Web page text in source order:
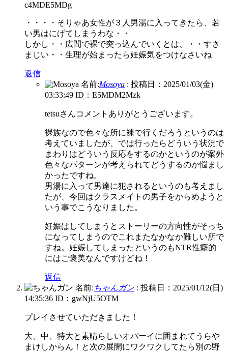
c4MDE5MDg
・・・・そりゃあ女性が３人男湯に入ってきたら、若
い男はにげてしまうわな・・
しかし・・広間で裸で突っ込んでいくとは、・・すさ
まじい・・生理が始まったら妊娠気をつけなさいね
返信
名前:Mosoya : 投稿日：2025/01/03(金)
03:33:49 ID：E5MDM2Mzk
tetsuさんコメントありがとうございます。
裸族なので色々な所に裸で行くだろうというのは
考えていましたが、では行ったらどういう状況で
まわりはどういう反応をするのかというのが案外
色々なパターンが考えられてどうするのか悩まし
かったですね。
男湯に入って男達に犯されるというのも考えまし
たが、今回はクラスメイトの男子をからめようと
いう事でこうなりました。
妊娠はしてしまうとストーリーの方向性がそっち
になってしまうのでこれまたなかなか難しい所で
すね。妊娠してしまったというのもNTR性癖的
にはご褒美なんですけどね！
返信
名前: ちゃんガン: 投稿日：2025/01/12(日)
14:35:36 ID：gwNjU5OTM
プレイさせていただきました！
大、中、特大と素晴らしいオパーイに囲まれてうらや
まけしからん！と次の展開にワクワクしてたら別の野